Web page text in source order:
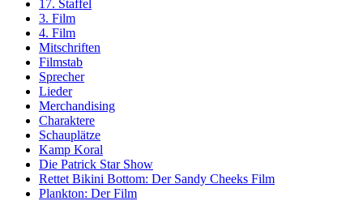
17. Staffel
3. Film
4. Film
Mitschriften
Filmstab
Sprecher
Lieder
Merchandising
Charaktere
Schauplätze
Kamp Koral
Die Patrick Star Show
Rettet Bikini Bottom: Der Sandy Cheeks Film
Plankton: Der Film